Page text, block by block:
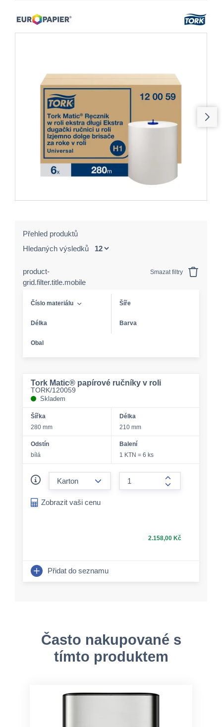
Přehled produktů
Hledaných výsledků
product-
grid.filter.title.mobile
Smazat filtry
Číslo materiálu Šíře
Délka Barva
Obal
Tork Matic® papírové ručníky v roli
TORK/120059
Skladem
Šířka
280 mm
Délka
210 mm
Odstín
bílá
Balení
1 KTN = 6 ks
form.increase-
Zobrazit vaši cenu
2.158,00 Kč
Přidat do seznamu
Často nakupované s
tímto produktem